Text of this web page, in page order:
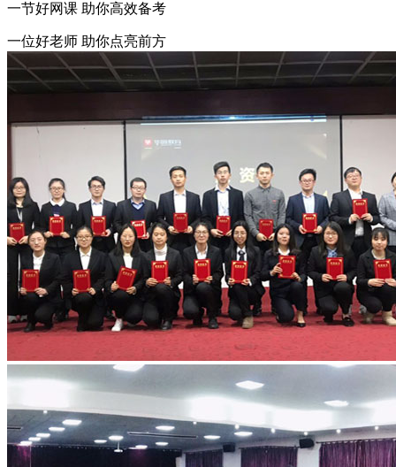
一节好网课 助你高效备考
一位好老师 助你点亮前方